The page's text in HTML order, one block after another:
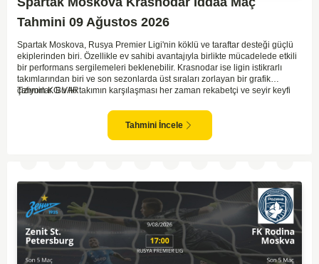
Tahmini 09 Ağustos 2026
Spartak Moskova, Rusya Premier Ligi'nin köklü ve taraftar desteği güçlü
ekiplerinden biri. Özellikle ev sahibi avantajıyla birlikte mücadelede etkili
bir performans sergilemeleri beklenebilir. Krasnodar ise ligin istikrarlı
takımlarından biri ve son sezonlarda üst sıraları zorlayan bir grafik
çiziyorlar. Bu iki takımın karşılaşması her zaman rekabetçi ve seyir keyfi
çevirebilecek unsurlar barındırıyor. İki takımın geçmiş karşılaşmalarında
gol bulmakta zorlanmadıkları düşünülürse, bu maçta da her iki ekip gol
Tahmin KG VAR
Tahmini İncele